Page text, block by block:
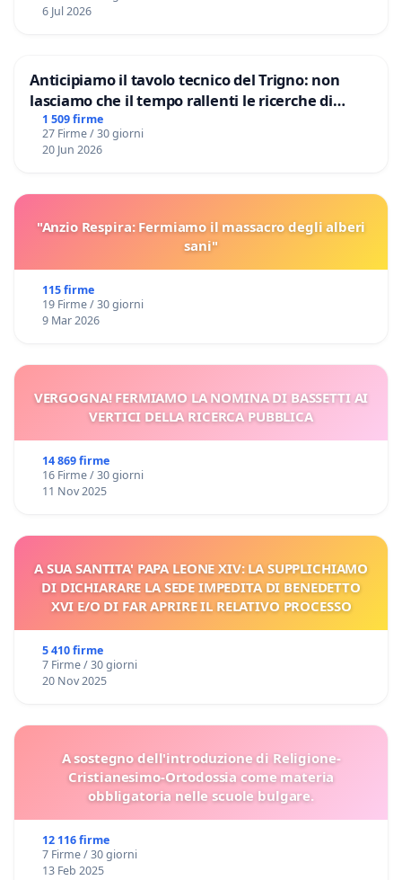
6 Jul 2026
Anticipiamo il tavolo tecnico del Trigno: non
lasciamo che il tempo rallenti le ricerche di
Domenico Racanati
1 509 firme
27 Firme / 30 giorni
20 Jun 2026
"Anzio Respira: Fermiamo il massacro degli alberi
sani"
115 firme
19 Firme / 30 giorni
9 Mar 2026
VERGOGNA! FERMIAMO LA NOMINA DI BASSETTI AI
VERTICI DELLA RICERCA PUBBLICA
14 869 firme
16 Firme / 30 giorni
11 Nov 2025
A SUA SANTITA' PAPA LEONE XIV: LA SUPPLICHIAMO
DI DICHIARARE LA SEDE IMPEDITA DI BENEDETTO
XVI E/O DI FAR APRIRE IL RELATIVO PROCESSO
5 410 firme
7 Firme / 30 giorni
20 Nov 2025
A sostegno dell'introduzione di Religione-
Cristianesimo-Ortodossia come materia
obbligatoria nelle scuole bulgare.
12 116 firme
7 Firme / 30 giorni
13 Feb 2025